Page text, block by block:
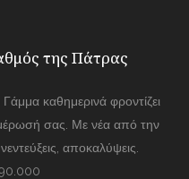
της Πάτρας
καθημερινά φροντίζει
σας. Με νέα από την
αποκαλύψεις.